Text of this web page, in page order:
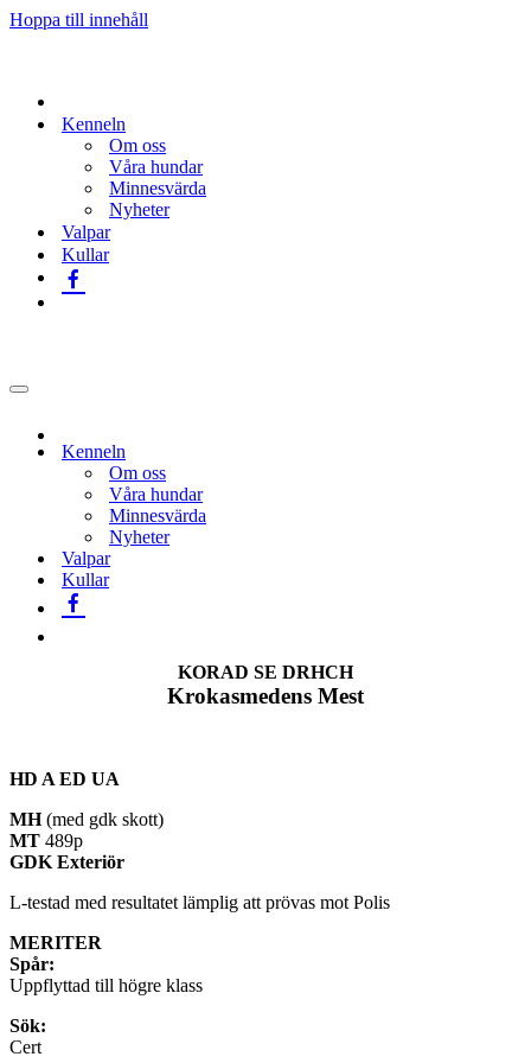
Hoppa till innehåll
Kenneln
Om oss
Våra hundar
Minnesvärda
Nyheter
Valpar
Kullar
Navigeringsmeny
Kenneln
Om oss
Våra hundar
Minnesvärda
Nyheter
Valpar
Kullar
KORAD SE DRHCH
Krokasmedens Mest
HD A ED UA
MH(med gdk skott)
MT 489p
GDK Exteriör
L-testad med resultatet lämplig att prövas mot Polis
MERITER
Spår:
Uppflyttad till högre klass
Sök:
Cert